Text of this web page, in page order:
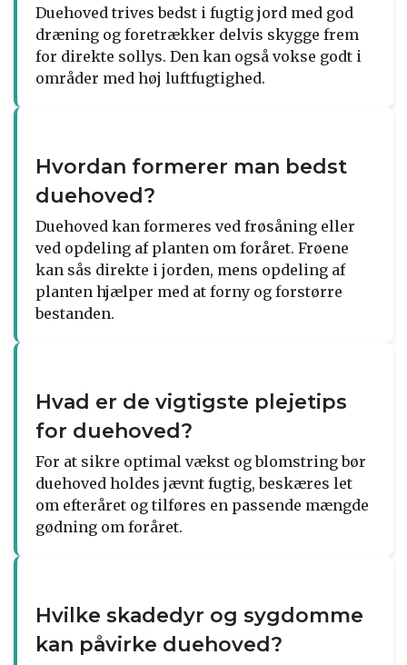
Duehoved trives bedst i fugtig jord med god
dræning og foretrækker delvis skygge frem
for direkte sollys. Den kan også vokse godt i
områder med høj luftfugtighed.
Hvordan formerer man bedst
duehoved?
Duehoved kan formeres ved frøsåning eller
ved opdeling af planten om foråret. Frøene
kan sås direkte i jorden, mens opdeling af
planten hjælper med at forny og forstørre
bestanden.
Hvad er de vigtigste plejetips
for duehoved?
For at sikre optimal vækst og blomstring bør
duehoved holdes jævnt fugtig, beskæres let
om efteråret og tilføres en passende mængde
gødning om foråret.
Hvilke skadedyr og sygdomme
kan påvirke duehoved?